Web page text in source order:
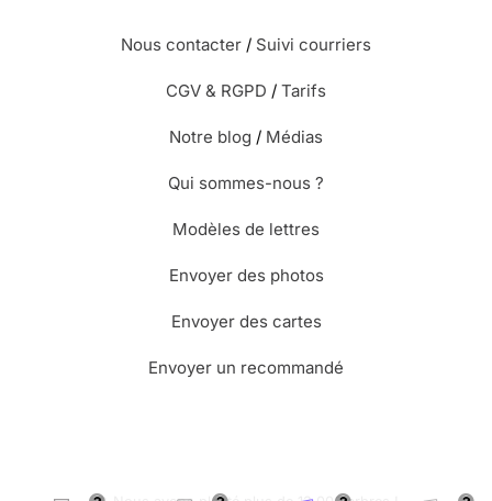
Nous contacter / Suivi courriers
CGV & RGPD / Tarifs
Notre blog / Médias
Qui sommes-nous ?
Modèles de lettres
Envoyer des photos
Envoyer des cartes
Envoyer un recommandé